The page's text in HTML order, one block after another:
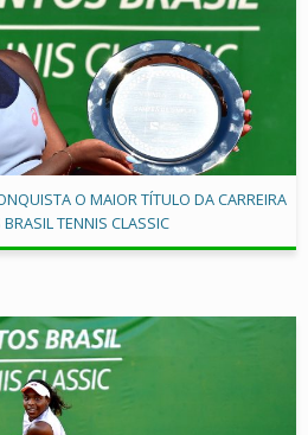
O MAIOR TÍTULO DA CARREIRA
TENNIS CLASSIC